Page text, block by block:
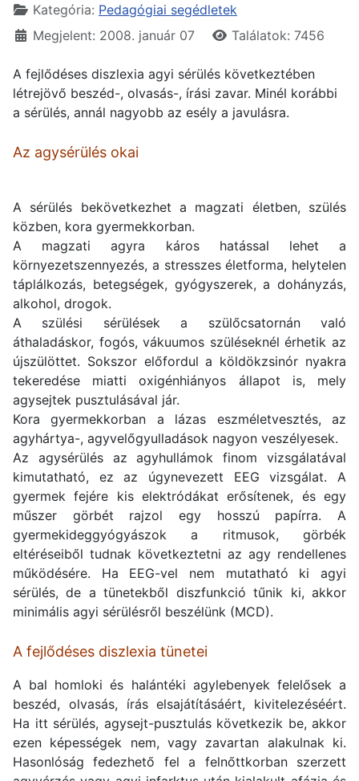
Kategória: Pedagógiai segédletek
Megjelent: 2008. január 07
Találatok: 7456
A fejlődéses diszlexia agyi sérülés következtében
létrejövő beszéd-, olvasás-, írási zavar. Minél korábbi
a sérülés, annál nagyobb az esély a javulásra.
Az agysérülés okai
A sérülés bekövetkezhet a magzati életben, szülés
közben, kora gyermekkorban.
A magzati agyra káros hatással lehet a
környezetszennyezés, a stresszes életforma, helytelen
táplálkozás, betegségek, gyógyszerek, a dohányzás,
alkohol, drogok.
A szülési sérülések a szülőcsatornán való
áthaladáskor, fogós, vákuumos szüléseknél érhetik az
újszülöttet. Sokszor előfordul a köldökzsinór nyakra
tekeredése miatti oxigénhiányos állapot is, mely
agysejtek pusztulásával jár.
Kora gyermekkorban a lázas eszméletvesztés, az
agyhártya-, agyvelőgyulladások nagyon veszélyesek.
Az agysérülés az agyhullámok finom vizsgálatával
kimutatható, ez az úgynevezett EEG vizsgálat. A
gyermek fejére kis elektródákat erősítenek, és egy
műszer görbét rajzol egy hosszú papírra. A
gyermekideggyógyászok a ritmusok, görbék
eltéréseiből tudnak következtetni az agy rendellenes
működésére. Ha EEG-vel nem mutatható ki agyi
sérülés, de a tünetekből diszfunkció tűnik ki, akkor
minimális agyi sérülésről beszélünk (MCD).
A fejlődéses diszlexia tünetei
A bal homloki és halántéki agylebenyek felelősek a
beszéd, olvasás, írás elsajátításáért, kivitelezéséért.
Ha itt sérülés, agysejt-pusztulás következik be, akkor
ezen képességek nem, vagy zavartan alakulnak ki.
Hasonlóság fedezhető fel a felnőttkorban szerzett